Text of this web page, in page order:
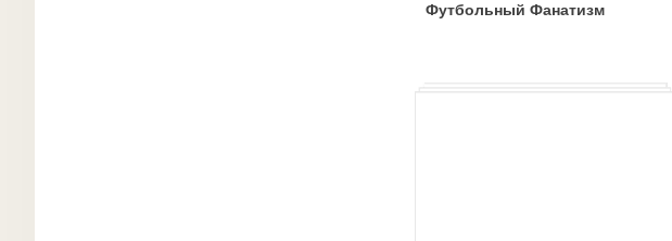
Футбольный Фанатизм